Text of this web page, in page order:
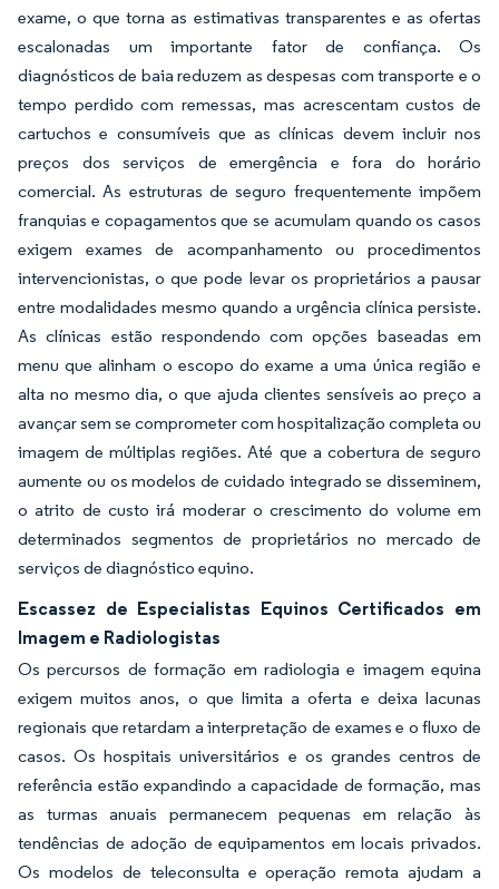
exame, o que torna as estimativas transparentes e as ofertas
escalonadas um importante fator de confiança. Os
diagnósticos de baia reduzem as despesas com transporte e o
tempo perdido com remessas, mas acrescentam custos de
cartuchos e consumíveis que as clínicas devem incluir nos
preços dos serviços de emergência e fora do horário
comercial. As estruturas de seguro frequentemente impõem
franquias e copagamentos que se acumulam quando os casos
exigem exames de acompanhamento ou procedimentos
intervencionistas, o que pode levar os proprietários a pausar
entre modalidades mesmo quando a urgência clínica persiste.
As clínicas estão respondendo com opções baseadas em
menu que alinham o escopo do exame a uma única região e
alta no mesmo dia, o que ajuda clientes sensíveis ao preço a
avançar sem se comprometer com hospitalização completa ou
imagem de múltiplas regiões. Até que a cobertura de seguro
aumente ou os modelos de cuidado integrado se disseminem,
o atrito de custo irá moderar o crescimento do volume em
determinados segmentos de proprietários no mercado de
serviços de diagnóstico equino.
Escassez de Especialistas Equinos Certificados em
Imagem e Radiologistas
Os percursos de formação em radiologia e imagem equina
exigem muitos anos, o que limita a oferta e deixa lacunas
regionais que retardam a interpretação de exames e o fluxo de
casos. Os hospitais universitários e os grandes centros de
referência estão expandindo a capacidade de formação, mas
as turmas anuais permanecem pequenas em relação às
tendências de adoção de equipamentos em locais privados.
Os modelos de teleconsulta e operação remota ajudam a